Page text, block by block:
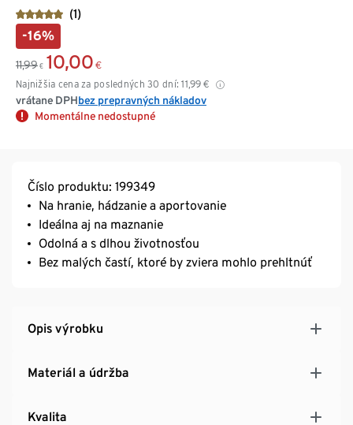
(1)
-16%
11,99 € 10,00 €
Najnižšia cena za posledných 30 dní: 11,99 €
vrátane DPHbez prepravných nákladov
Momentálne nedostupné
Číslo produktu: 199349
Na hranie, hádzanie a aportovanie
Ideálna aj na maznanie
Odolná a s dlhou životnosťou
Bez malých častí, ktoré by zviera mohlo prehltnúť
Opis výrobku
Materiál a údržba
Kvalita